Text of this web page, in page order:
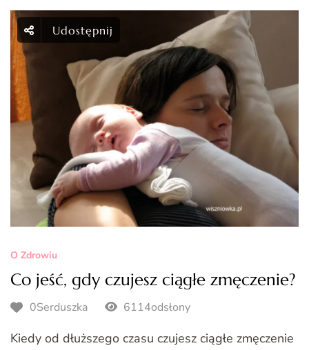
Udostępnij
O Zdrowiu
Co jeść, gdy czujesz ciągłe zmęczenie?
0Serduszka 6114odsłony
Kiedy od dłuższego czasu czujesz ciągłe zmęczenie